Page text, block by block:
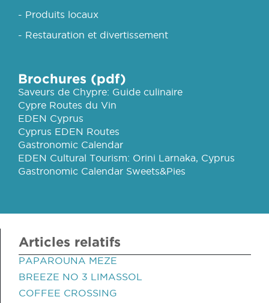
- Produits locaux
- Restauration et divertissement
Brochures (pdf)
Saveurs de Chypre: Guide culinaire
Cypre Routes du Vin
EDEN Cyprus
Cyprus EDEN Routes
Gastronomic Calendar
EDEN Cultural Tourism: Orini Larnaka, Cyprus
Gastronomic Calendar Sweets&Pies
Articles relatifs
PAPAROUNA MEZE
BREEZE NO 3 LIMASSOL
COFFEE CROSSING